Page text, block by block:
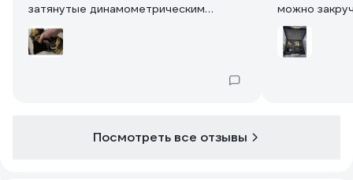
затянутые динамометрическим
ключом, тоже свободно. А вот с
перетянутыми, закипевшими и
закрученными до одури
будет работать в сервисе хз, но для
немного в работе был, но ещё не
можно
огромных
Посмотреть все отзывы